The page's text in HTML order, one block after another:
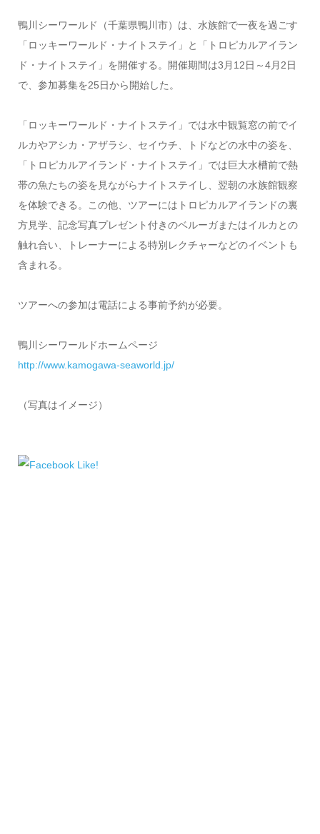
鴨川シーワールド（千葉県鴨川市）は、水族館で一夜を過ごす
「ロッキーワールド・ナイトステイ」と「トロピカルアイラン
ド・ナイトステイ」を開催する。開催期間は3月12日～4月2日
で、参加募集を25日から開始した。
「ロッキーワールド・ナイトステイ」では水中観覧窓の前でイ
ルカやアシカ・アザラシ、セイウチ、トドなどの水中の姿を、
「トロピカルアイランド・ナイトステイ」では巨大水槽前で熱
帯の魚たちの姿を見ながらナイトステイし、翌朝の水族館観察
を体験できる。この他、ツアーにはトロピカルアイランドの裏
方見学、記念写真プレゼント付きのベルーガまたはイルカとの
触れ合い、トレーナーによる特別レクチャーなどのイベントも
含まれる。
ツアーへの参加は電話による事前予約が必要。
鴨川シーワールドホームページ
http://www.kamogawa-seaworld.jp/
（写真はイメージ）